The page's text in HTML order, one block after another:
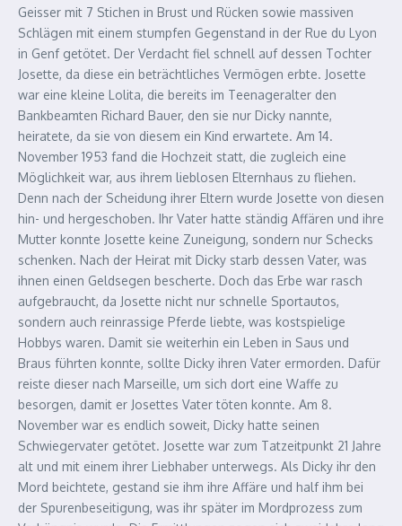
Geisser mit 7 Stichen in Brust und Rücken sowie massiven
Schlägen mit einem stumpfen Gegenstand in der Rue du Lyon
in Genf getötet. Der Verdacht fiel schnell auf dessen Tochter
Josette, da diese ein beträchtliches Vermögen erbte. Josette
war eine kleine Lolita, die bereits im Teenageralter den
Bankbeamten Richard Bauer, den sie nur Dicky nannte,
heiratete, da sie von diesem ein Kind erwartete. Am 14.
November 1953 fand die Hochzeit statt, die zugleich eine
Möglichkeit war, aus ihrem lieblosen Elternhaus zu fliehen.
Denn nach der Scheidung ihrer Eltern wurde Josette von diesen
hin- und hergeschoben. Ihr Vater hatte ständig Affären und ihre
Mutter konnte Josette keine Zuneigung, sondern nur Schecks
schenken. Nach der Heirat mit Dicky starb dessen Vater, was
ihnen einen Geldsegen bescherte. Doch das Erbe war rasch
aufgebraucht, da Josette nicht nur schnelle Sportautos,
sondern auch reinrassige Pferde liebte, was kostspielige
Hobbys waren. Damit sie weiterhin ein Leben in Saus und
Braus führten konnte, sollte Dicky ihren Vater ermorden. Dafür
reiste dieser nach Marseille, um sich dort eine Waffe zu
besorgen, damit er Josettes Vater töten konnte. Am 8.
November war es endlich soweit, Dicky hatte seinen
Schwiegervater getötet. Josette war zum Tatzeitpunkt 21 Jahre
alt und mit einem ihrer Liebhaber unterwegs. Als Dicky ihr den
Mord beichtete, gestand sie ihm ihre Affäre und half ihm bei
der Spurenbeseitigung, was ihr später im Mordprozess zum